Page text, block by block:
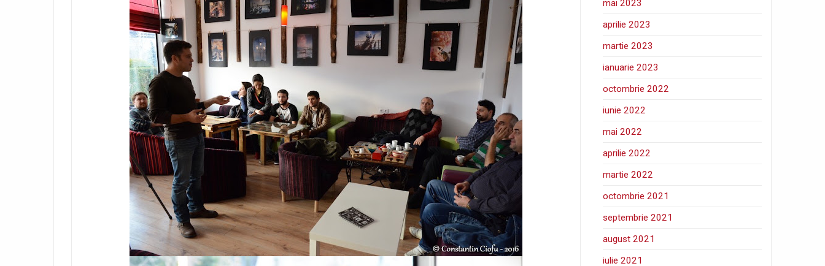
mai 2023
aprilie 2023
martie 2023
ianuarie 2023
octombrie 2022
iunie 2022
mai 2022
aprilie 2022
martie 2022
octombrie 2021
septembrie 2021
august 2021
iulie 2021